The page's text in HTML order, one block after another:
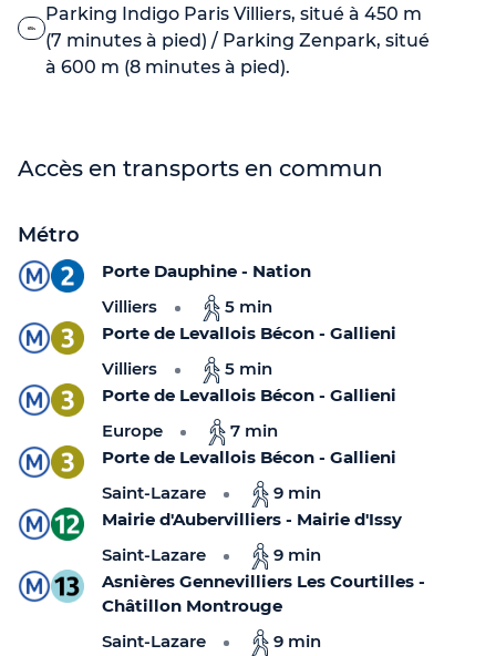
Parking Indigo Paris Villiers, situé à 450 m
(7 minutes à pied) / Parking Zenpark, situé
à 600 m (8 minutes à pied).
Accès en transports en commun
Métro
Porte Dauphine - Nation
Villiers
5 min
Porte de Levallois Bécon - Gallieni
Villiers
5 min
Porte de Levallois Bécon - Gallieni
Europe
7 min
Porte de Levallois Bécon - Gallieni
Saint-Lazare
9 min
Mairie d'Aubervilliers - Mairie d'Issy
Saint-Lazare
9 min
Asnières Gennevilliers Les Courtilles -
Châtillon Montrouge
Saint-Lazare
9 min